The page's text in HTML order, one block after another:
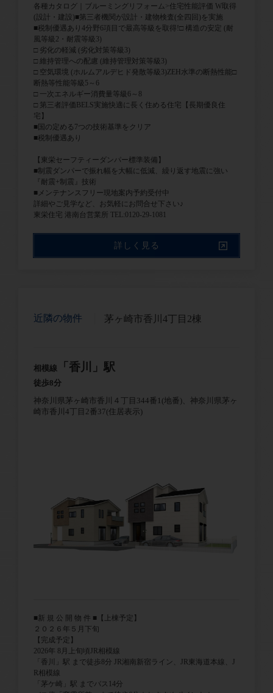
各種カタログ｜ブルーミングリフォーム>住宅性能評価 W取得
(設計・建設)■第三者機関が設計・建物検査(全四回)を実施
■税制優遇あり4分野6項目で最高等級を取得!□ 構造の安定 (耐
風等級2・耐震等級3)
□ 劣化の軽減 (劣化対策等級3)
□ 維持管理への配慮 (維持管理対策等級3)
□ 空気環境 (ホルムアルデヒド発散等級3)ZEH水準の断熱性能□
断熱等性能等級5～6
□ 一次エネルギー消費量等級6～8
□ 第三者評価BELS実施快適に長く住める住宅【長期優良住
宅】
■国の定める7つの技術基準をクリア
■税制優遇あり
【東栄セーフティーダンパー標準装備】
■制震ダンパーで振れ幅を大幅に低減、繰り返す地震に強い
『耐震+制震』技術
■メンテナンスフリー現地案内予約受付中
詳細やご見学など、お気軽にお問合せ下さい♪
東栄住宅 港南台営業所 TEL:0120-29-1081
詳しく見る
近隣の物件 茅ヶ崎市香川4丁目2棟
相模線 「香川」駅
徒歩8分
神奈川県茅ヶ崎市香川４丁目344番1(地番)、神奈川県茅ヶ
崎市香川4丁目2番37(住居表示)
■新 規 公 開 物 件 ■【上棟予定】
２０２６年５月下旬
【完成予定】
2026年 8月上旬頃JR相模線
「香川」駅 まで徒歩8分 JR湘南新宿ライン、JR東海道本線、J
R相模線
「茅ケ崎」駅 までバス14分